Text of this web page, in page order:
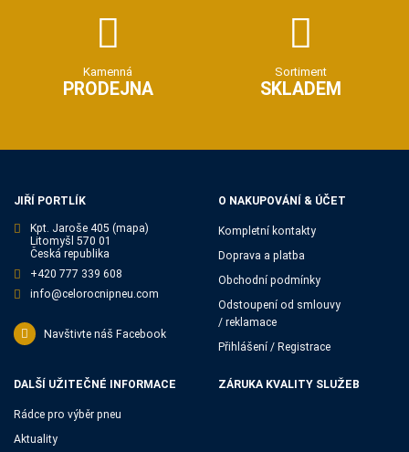
Kamenná
PRODEJNA
Sortiment
SKLADEM
JIŘÍ PORTLÍK
Kpt. Jaroše 405 (mapa)
Litomyšl 570 01
Česká republika
+420 777 339 608
info@celorocnipneu.com
Navštivte náš Facebook
O NAKUPOVÁNÍ & ÚČET
Kompletní kontakty
Doprava a platba
Obchodní podmínky
Odstoupení od smlouvy
/ reklamace
Přihlášení / Registrace
DALŠÍ UŽITEČNÉ INFORMACE
Rádce pro výběr pneu
Aktuality
ZÁRUKA KVALITY SLUŽEB